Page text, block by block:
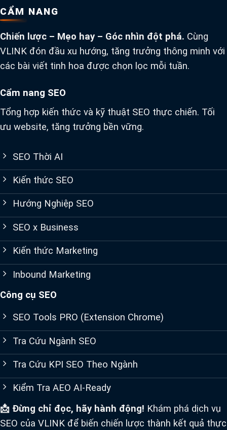
CẨM NANG
Chiến lược – Mẹo hay – Góc nhìn đột phá. Cùng
VLINK đón đầu xu hướng, tăng trưởng thông minh với
các bài viết tinh hoa được chọn lọc mỗi tuần.
Cẩm nang SEO
Tổng hợp kiến thức và kỹ thuật SEO thực chiến. Tối
ưu website, tăng trưởng bền vững.
SEO Thời AI
Kiến thức SEO
Hướng Nghiệp SEO
SEO x Business
Kiến thức Marketing
Inbound Marketing
Công cụ SEO
SEO Tools PRO (Extension Chrome)
Tra Cứu Ngành SEO
Tra Cứu KPI SEO Theo Ngành
Kiểm Tra AEO AI-Ready
📩 Đừng chỉ đọc, hãy hành động! Khám phá dịch vụ
SEO của VLINK để biến chiến lược thành kết quả thực